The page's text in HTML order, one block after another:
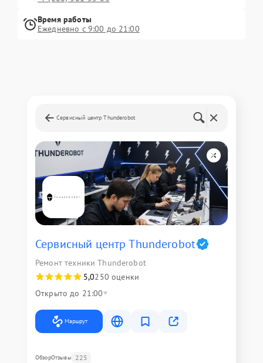
Время работы
Ежедневно с 9:00 до 21:00
Сервисный центр Thunderobot
Сервисный центр Thunderobot
Ремонт техники Thunderobot
5,0250 оценки
Открыто до 21:00
Маршрут
ОбзорОтзывы 225